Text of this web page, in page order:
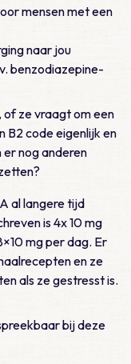
mensen met een
naar jou
benzodiazepine-
of ze vraagt om een
B2 code eigenlijk en
nog anderen
al langere tijd
is 4x 10 mg
mg per dag. Er
en ze
als ze gestresst is.
bij deze